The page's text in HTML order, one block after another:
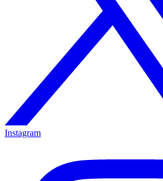
Instagram